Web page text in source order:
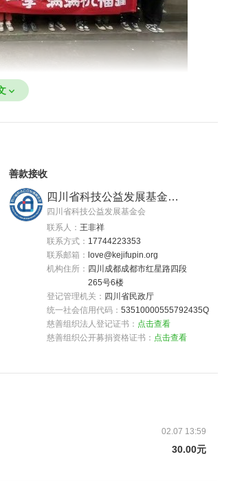
凉山喜德县、昭觉县、美姑县、布拖县、
、丹巴县，巴中通江县、内江资中县、
善款接收
四川省科技公益发展基金会
四川省科技公益发展基金会
联系人： 王非祥
联系方式： 17744223353
联系邮箱： love@kejifupin.org
机构住所： 四川成都成都市红星路四段
265号6楼
登记管理机关： 四川省民政厅
统一社会信用代码： 53510000555792435Q
慈善组织法人登记证书： 点击查看
慈善组织公开募捐资格证书： 点击查看
02.07 13:59
30.00元